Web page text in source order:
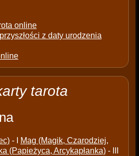
online
z daty urodzenia
tarota
- I
Mag (Magik, Czarodziej,
(Papieżyca, Arcykapłanka)- III